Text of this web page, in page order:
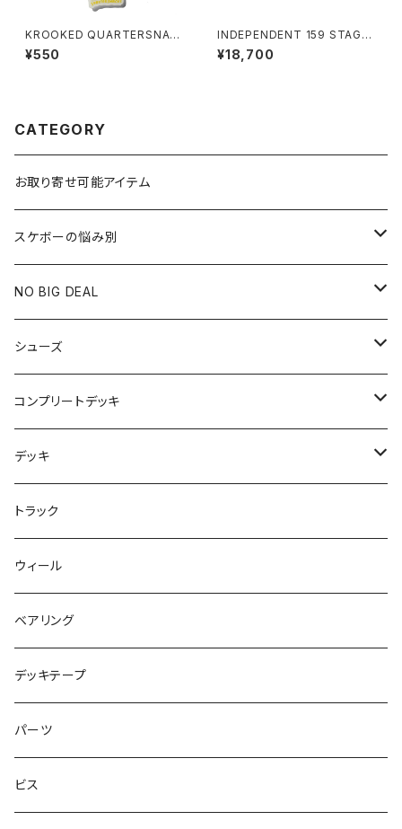
KROOKED QUARTERSNAC
KS SNACKMAN STIKER
¥550
INDEPENDENT 159 STAGE
11 FORGED TITANIUM STA
NDARD SKATEBOARD TRU
¥18,700
CATEGORY
お取り寄せ可能アイテム
スケボーの悩み別
膝や腰が痛い
NO BIG DEAL
NBD CUSTOMIZED
USED ITEM
Tシャツ
パンツ
キャップ
アウター
シャツ
トップス
スエット
シューズ
キッズシューズ
NIKE SB ORANGE LABEL/ISO
NIKE SB ISHOD2
NIKE SB PS8
NIKE SB DUNK
NM933
ゴツいシューズ最高！
Small Shoes
コンプリートデッキ
HI5のパーツセット
エントリーモデルコンプリート
7.7インチ
8インチ
8.2インチ
デッキ
7インチ
7.2インチ
7.3インチ
7.5インチ
7.7インチ
7.8インチ
トラック
ウィール
ベアリング
デッキテープ
パーツ
ビス